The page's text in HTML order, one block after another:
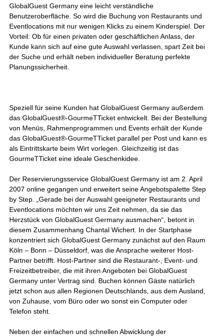
GlobalGuest Germany eine leicht verständliche
Benutzeroberfläche. So wird die Buchung von Restaurants und
Eventlocations mit nur wenigen Klicks zu einem Kinderspiel. Der
Vorteil: Ob für einen privaten oder geschäftlichen Anlass, der
Kunde kann sich auf eine gute Auswahl verlassen, spart Zeit bei
der Suche und erhält neben individueller Beratung perfekte
Planungssicherheit.
Speziell für seine Kunden hat GlobalGuest Germany außerdem
das GlobalGuest®-GourmeTTicket entwickelt. Bei der Bestellung
von Menüs, Rahmenprogrammen und Events erhält der Kunde
das GlobalGuest®-GourmeTTicket parallel per Post und kann es
als Eintrittskarte beim Wirt vorlegen. Gleichzeitig ist das
GourmeTTicket eine ideale Geschenkidee.
Der Reservierungsservice GlobalGuest Germany ist am 2. April
2007 online gegangen und erweitert seine Angebotspalette Step
by Step. „Gerade bei der Auswahl geeigneter Restaurants und
Eventlocations möchten wir uns Zeit nehmen, da sie das
Herzstück von GlobalGuest Germany ausmachen“, betont in
diesem Zusammenhang Chantal Wichert. In der Startphase
konzentriert sich GlobalGuest Germany zunächst auf den Raum
Köln – Bonn – Düsseldorf, was die Ansprache weiterer Host-
Partner betrifft. Host-Partner sind die Restaurant-, Event- und
Freizeitbetreiber, die mit ihren Angeboten bei GlobalGuest
Germany unter Vertrag sind. Buchen können Gäste natürlich
jetzt schon aus allen Regionen Deutschlands, aus dem Ausland,
von Zuhause, vom Büro oder wo sonst ein Computer oder
Telefon steht.
Neben der einfachen und schnellen Abwicklung der